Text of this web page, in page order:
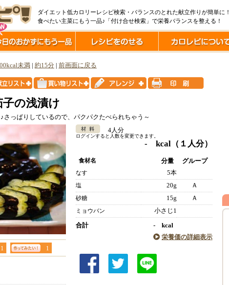
ダイエット低カロリーレシピ検索・バランスのとれた献立作りが簡単に！
食べたい主菜にもう一品♪「付け合せ検索」で栄養バランスを整える！
未満 約15分 前画面に戻る
の浅漬け
さっぱりしているので、パクパクたべられちゃう～
1 1
4人分
ログインすると人数を変更できます。
- kcal （１人分）
食材名 分量 グループ
なす 5本
塩 20g Ａ
砂糖 15g Ａ
ミョウバン 小さじ1
合計
- kcal
栄養価の詳細表示